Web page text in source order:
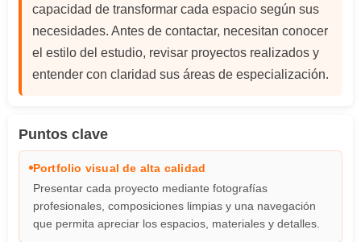
capacidad de transformar cada espacio según sus
necesidades. Antes de contactar, necesitan conocer
el estilo del estudio, revisar proyectos realizados y
entender con claridad sus áreas de especialización.
Puntos clave
Portfolio visual de alta calidad
Presentar cada proyecto mediante fotografías
profesionales, composiciones limpias y una navegación
que permita apreciar los espacios, materiales y detalles.